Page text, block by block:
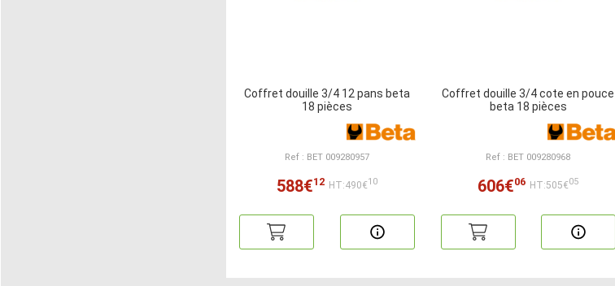
Coffret douille 3/4 12 pans beta
18 pièces
Ref : BET 009280957
588€12 HT:490€10
Coffret douille 3/4 cote en pouce
beta 18 pièces
Ref : BET 009280968
606€06 HT:505€05